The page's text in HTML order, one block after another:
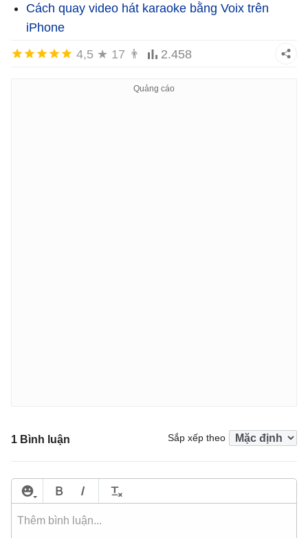
Cách quay video hát karaoke bằng Voix trên
iPhone
4,5 ★ 17 👨 2.458
1 Bình luận Sắp xếp theo